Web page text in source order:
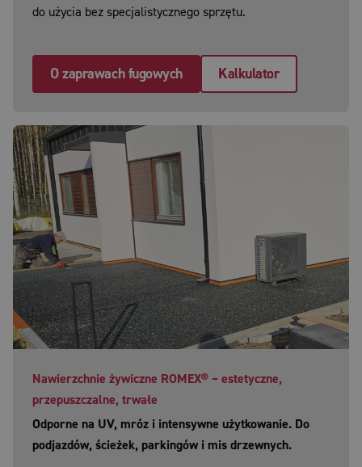
do użycia bez specjalistycznego sprzętu.
O zaprawach fugowych Kalkulator
Nawierzchnie żywiczne ROMEX® – estetyczne,
przepuszczalne, trwałe
Odporne na UV, mróz i intensywne użytkowanie. Do
podjazdów, ścieżek, parkingów i mis drzewnych.